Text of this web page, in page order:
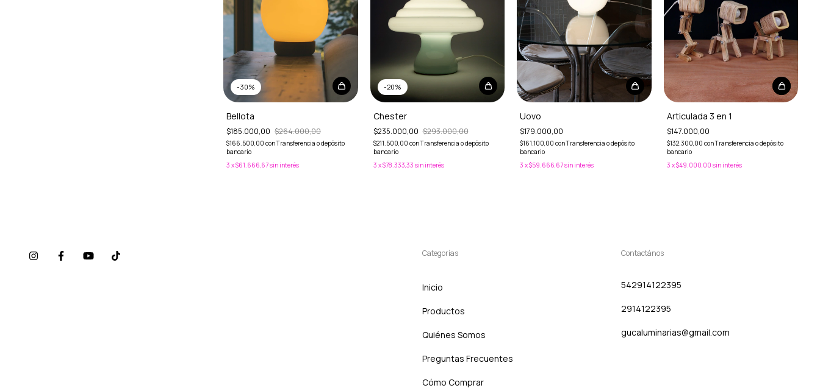
-30%
Bellota
$185.000,00 $264.000,00
$166.500,00 conTransferencia o depósito
bancario
3 x$61.666,67sin interés
-20%
Chester
$235.000,00 $293.000,00
$211.500,00 conTransferencia o depósito
bancario
3 x$78.333,33 sin interés
Uovo
$179.000,00
$161.100,00 conTransferencia o depósito
bancario
3 x$59.666,67sin interés
Articulada 3 en 1
$147.000,00
$132.300,00 conTransferencia o depósito
bancario
3 x$49.000,00 sin interés
Categorías
Inicio
Productos
Quiénes Somos
Preguntas Frecuentes
Cómo Comprar
Contactános
542914122395
2914122395
gucaluminarias@gmail.com